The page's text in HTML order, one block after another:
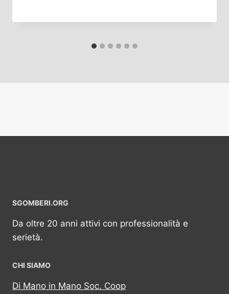
SGOMBERI.ORG
Da oltre 20 anni attivi con professionalità e
serietà.
CHI SIAMO
Di Mano in Mano Soc. Coop